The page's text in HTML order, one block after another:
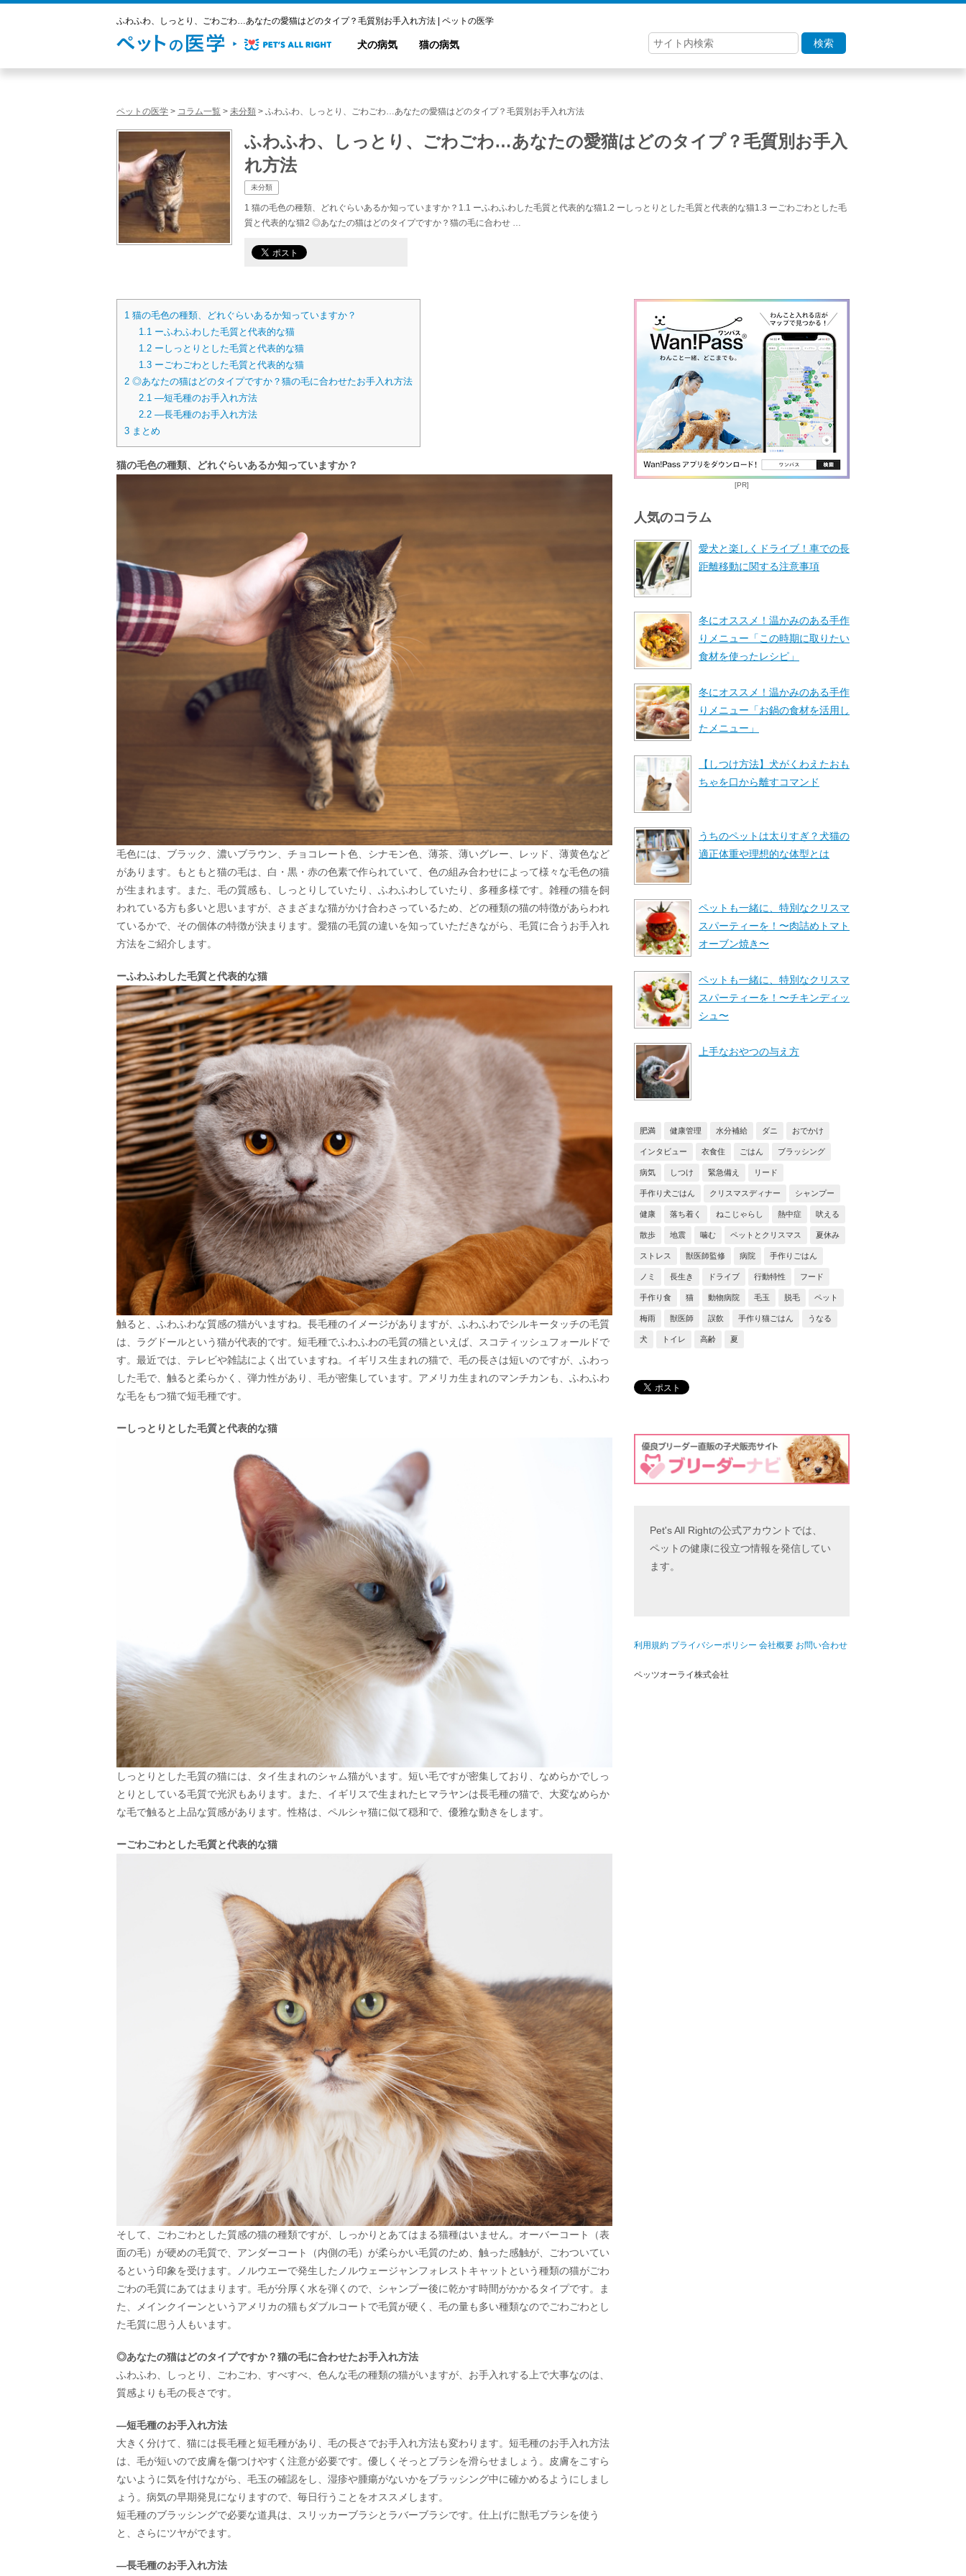
ふわふわ、しっとり、ごわごわ…あなたの愛猫はどのタイプ？毛質別お手入れ方法 | ペットの医学
犬の病気 猫の病気 検索
ペットの医学 > コラム一覧 > 未分類 > ふわふわ、しっとり、ごわごわ…あなたの愛猫はどのタイプ？毛質別お手入れ方法
ふわふわ、しっとり、ごわごわ…あなたの愛猫はどのタイプ？毛質別お手入
れ方法
未分類
1 猫の毛色の種類、どれぐらいあるか知っていますか？1.1 ーふわふわした毛質と代表的な猫1.2 ーしっとりとした毛質と代表的な猫1.3 ーごわごわとした毛
質と代表的な猫2 ◎あなたの猫はどのタイプですか？猫の毛に合わせ …
1 猫の毛色の種類、どれぐらいあるか知っていますか？
1.1ーふわふわした毛質と代表的な猫
1.2ーしっとりとした毛質と代表的な猫
1.3ーごわごわとした毛質と代表的な猫
2 ◎あなたの猫はどのタイプですか？猫の毛に合わせたお手入れ方法
2.1—短毛種のお手入れ方法
2.2—長毛種のお手入れ方法
3 まとめ
猫の毛色の種類、どれぐらいあるか知っていますか？
毛色には、ブラック、濃いブラウン、チョコレート色、シナモン色、薄茶、薄いグレー、レッド、薄黄色など
があります。もともと猫の毛は、白・黒・赤の色素で作られていて、色の組み合わせによって様々な毛色の猫
が生まれます。また、毛の質感も、しっとりしていたり、ふわふわしていたり、多種多様です。雑種の猫を飼
われている方も多いと思いますが、さまざまな猫がかけ合わさっているため、どの種類の猫の特徴があらわれ
ているかで、その個体の特徴が決まります。愛猫の毛質の違いを知っていただきながら、毛質に合うお手入れ
方法をご紹介します。
ーふわふわした毛質と代表的な猫
触ると、ふわふわな質感の猫がいますね。長毛種のイメージがありますが、ふわふわでシルキータッチの毛質
は、ラグドールという猫が代表的です。短毛種でふわふわの毛質の猫といえば、スコティッシュフォールドで
す。最近では、テレビや雑誌によく出ていますね。イギリス生まれの猫で、毛の長さは短いのですが、ふわっ
した毛で、触ると柔らかく、弾力性があり、毛が密集しています。アメリカ生まれのマンチカンも、ふわふわ
な毛をもつ猫で短毛種です。
ーしっとりとした毛質と代表的な猫
しっとりとした毛質の猫には、タイ生まれのシャム猫がいます。短い毛ですが密集しており、なめらかでしっ
とりとしている毛質で光沢もあります。また、イギリスで生まれたヒマラヤンは長毛種の猫で、大変なめらか
な毛で触ると上品な質感があります。性格は、ペルシャ猫に似て穏和で、優雅な動きをします。
ーごわごわとした毛質と代表的な猫
そして、ごわごわとした質感の猫の種類ですが、しっかりとあてはまる猫種はいません。オーバーコート（表
面の毛）が硬めの毛質で、アンダーコート（内側の毛）が柔らかい毛質のため、触った感触が、ごわついてい
るという印象を受けます。ノルウエーで発生したノルウェージャンフォレストキャットという種類の猫がごわ
ごわの毛質にあてはまります。毛が分厚く水を弾くので、シャンプー後に乾かす時間がかかるタイプです。ま
た、メインクイーンというアメリカの猫もダブルコートで毛質が硬く、毛の量も多い種類なのでごわごわとし
た毛質に思う人もいます。
◎あなたの猫はどのタイプですか？猫の毛に合わせたお手入れ方法
ふわふわ、しっとり、ごわごわ、すべすべ、色んな毛の種類の猫がいますが、お手入れする上で大事なのは、
質感よりも毛の長さです。
—短毛種のお手入れ方法
大きく分けて、猫には長毛種と短毛種があり、毛の長さでお手入れ方法も変わります。短毛種のお手入れ方法
は、毛が短いので皮膚を傷つけやすく注意が必要です。優しくそっとブラシを滑らせましょう。皮膚をこすら
ないように気を付けながら、毛玉の確認をし、湿疹や腫瘍がないかをブラッシング中に確かめるようにしまし
ょう。病気の早期発見になりますので、毎日行うことをオススメします。
短毛種のブラッシングで必要な道具は、スリッカーブラシとラバーブラシです。仕上げに獣毛ブラシを使う
と、さらにツヤがでます。
—長毛種のお手入れ方法
[PR]
人気のコラム
愛犬と楽しくドライブ！車での長
距離移動に関する注意事項
冬にオススメ！温かみのある手作
りメニュー「この時期に取りたい
食材を使ったレシピ」
冬にオススメ！温かみのある手作
りメニュー「お鍋の食材を活用し
たメニュー」
【しつけ方法】犬がくわえたおも
ちゃを口から離すコマンド
うちのペットは太りすぎ？犬猫の
適正体重や理想的な体型とは
ペットも一緒に、特別なクリスマ
スパーティーを！〜肉詰めトマト
オーブン焼き〜
ペットも一緒に、特別なクリスマ
スパーティーを！〜チキンディッ
シュ〜
上手なおやつの与え方
肥満 健康管理 水分補給 ダニ おでかけ
インタビュー 衣食住 ごはん ブラッシング
病気 しつけ 緊急備え リード
手作り犬ごはん クリスマスディナー シャンプー
健康 落ち着く ねこじゃらし 熱中症 吠える
散歩 地震 噛む ペットとクリスマス 夏休み
ストレス 獣医師監修 病院 手作りごはん
ノミ 長生き ドライブ 行動特性 フード
手作り食 猫 動物病院 毛玉 脱毛 ペット
梅雨 獣医師 誤飲 手作り猫ごはん うなる
犬 トイレ 高齢 夏
Pet's All Rightの公式アカウントでは、
ペットの健康に役立つ情報を発信してい
ます。
利用規約 プライバシーポリシー 会社概要 お問い合わせ
ペッツオーライ株式会社